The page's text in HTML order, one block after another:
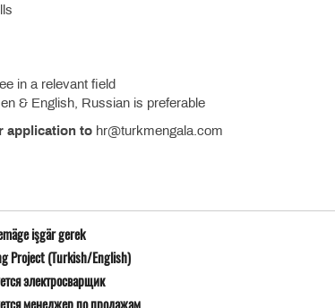
in a relevant field
& English, Russian is preferable
application to hr@turkmengala.com
işgär gerek
Project (Turkish/English)
электросварщик
менеджер по продажам